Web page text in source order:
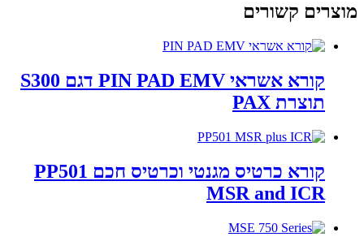
מוצרים קשורים
קורא אשראי PIN PAD EMV דגם S300
תוצרת PAX
קורא כרטיס מגנטי וכרטיס חכם PP501
MSR and ICR